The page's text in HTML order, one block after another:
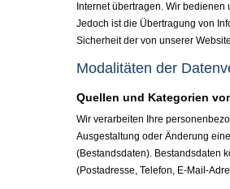
Internet übertragen. Wir
Jedoch ist die Übertragung von
Sicherheit der von unserer
Modalitäten der
Quellen und Kategorien
Wir verarbeiten Ihre
Ausgestaltung oder Änderung
(Bestandsdaten). Bestandsdaten
(Postadresse, Telefon, E-Mail-